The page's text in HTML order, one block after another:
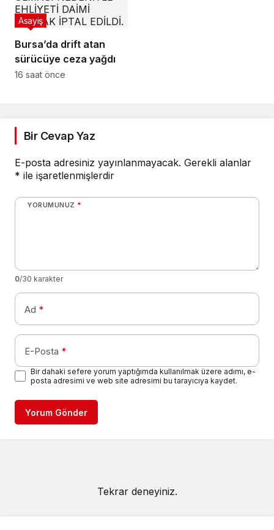
Bursa’da drift atan
sürücüye ceza yağdı
Asayiş
16 saat önce
Bir Cevap Yaz
E-posta adresiniz yayınlanmayacak. Gerekli alanlar
* ile işaretlenmişlerdir
YORUMUNUZ *
0/30 karakter
Ad *
E-Posta *
Bir dahaki sefere yorum yaptığımda kullanılmak üzere adımı, e-
posta adresimi ve web site adresimi bu tarayıcıya kaydet.
Yorum Gönder
Tekrar deneyiniz.